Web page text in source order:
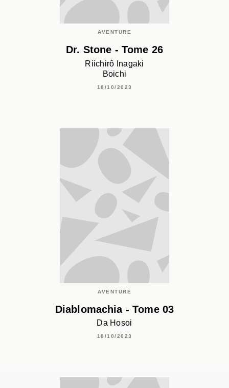
AVENTURE
Dr. Stone - Tome 26
Riichirô Inagaki
Boichi
18/10/2023
AVENTURE
Diablomachia - Tome 03
Da Hosoi
18/10/2023